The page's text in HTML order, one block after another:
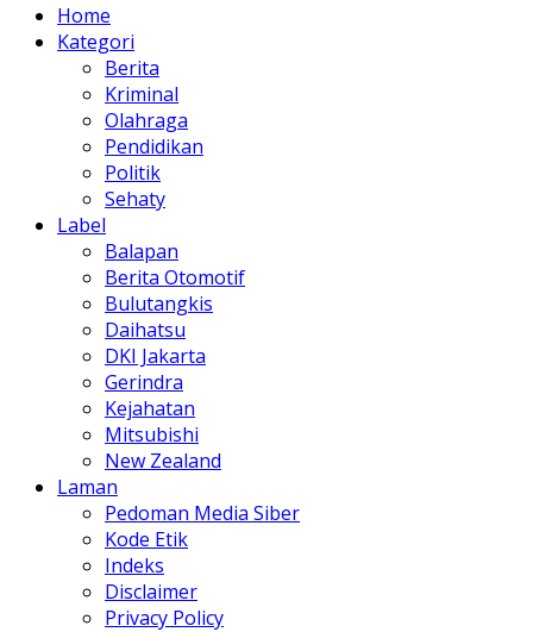
Home
Kategori
Berita
Kriminal
Olahraga
Pendidikan
Politik
Sehaty
Label
Balapan
Berita Otomotif
Bulutangkis
Daihatsu
DKI Jakarta
Gerindra
Kejahatan
Mitsubishi
New Zealand
Laman
Pedoman Media Siber
Kode Etik
Indeks
Disclaimer
Privacy Policy